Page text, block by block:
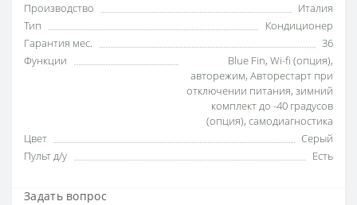
Производство
Италия
Тип
Кондиционер
Гарантия мес.
36
Функции
Blue Fin, Wi-fi (опция),
авторежим, Авторестарт при
отключении питания, зимний
комплект до -40 градусов
(опция), самодиагностика
Цвет
Серый
Пульт д/у
Есть
Задать вопрос